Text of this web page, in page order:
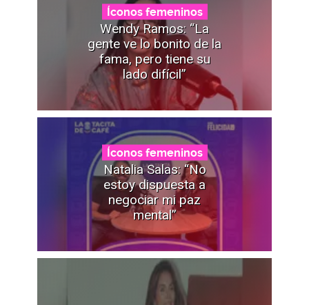
Íconos femeninos
Wendy Ramos: “La
gente ve lo bonito de la
fama, pero tiene su
lado difícil”
Íconos femeninos
Natalia Salas: “No
estoy dispuesta a
negociar mi paz
mental”